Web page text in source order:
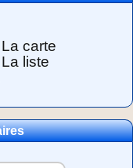
carte
liste